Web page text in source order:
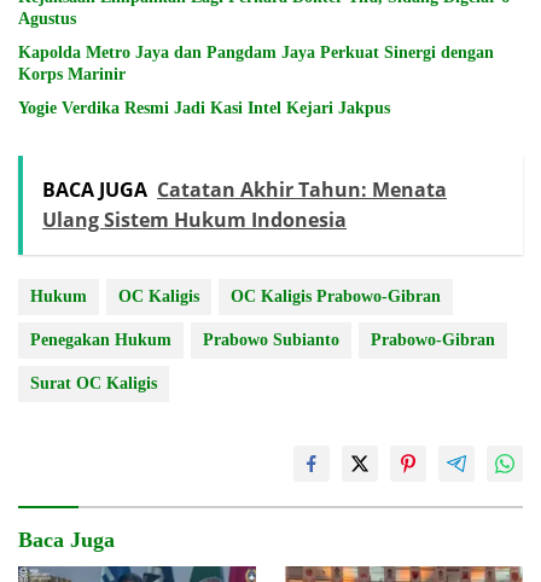
Agustus
Kapolda Metro Jaya dan Pangdam Jaya Perkuat Sinergi dengan
Korps Marinir
Yogie Verdika Resmi Jadi Kasi Intel Kejari Jakpus
BACA JUGA Catatan Akhir Tahun: Menata
Ulang Sistem Hukum Indonesia
Hukum OC Kaligis OC Kaligis Prabowo-Gibran
Penegakan Hukum Prabowo Subianto Prabowo-Gibran
Surat OC Kaligis
Baca Juga